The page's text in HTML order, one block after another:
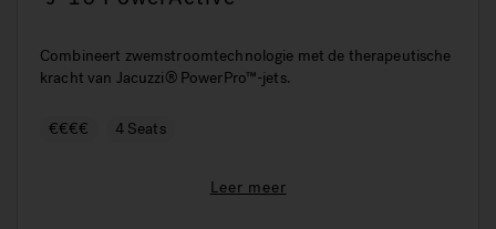
Combineert zwemstroomtechnologie met de therapeutische
kracht van Jacuzzi® PowerPro™-jets.
€€€€ 4 Seats
Leer meer